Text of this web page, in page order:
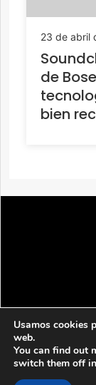
23 de abril
de
bien
© 1997 -
Usamos cookies
web.
You can find out
switch them off in